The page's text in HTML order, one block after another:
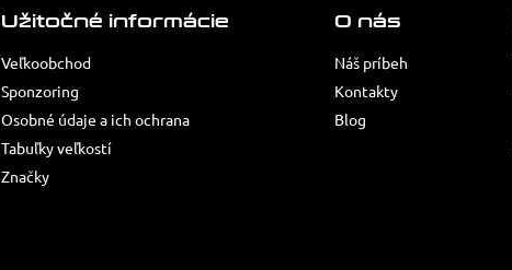
Užitočné informácie
Veľkoobchod
Sponzoring
Osobné údaje a ich ochrana
Tabuľky veľkostí
Značky
O nás
Náš príbeh
Kontakty
Blog